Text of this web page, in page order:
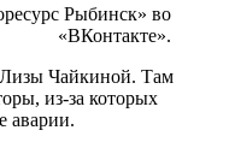
Рыбинск» во
«ВКонтакте».
Чайкиной. Там
из-за которых
аварии.